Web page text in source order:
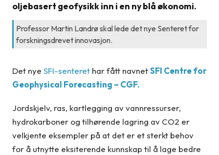
oljebasert geofysikk inn i en ny blå økonomi.
Professor Martin Landrø skal lede det nye Senteret for
forskningsdrevet innovasjon.
Det nye SFI-senteret har fått navnetSFI Centre for
Geophysical Forecasting – CGF.
Jordskjelv, ras, kartlegging av vannressurser,
hydrokarboner og tilhørende lagring av CO2 er
velkjente eksempler på at det er et sterkt behov
for å utnytte eksiterende kunnskap til å lage bedre